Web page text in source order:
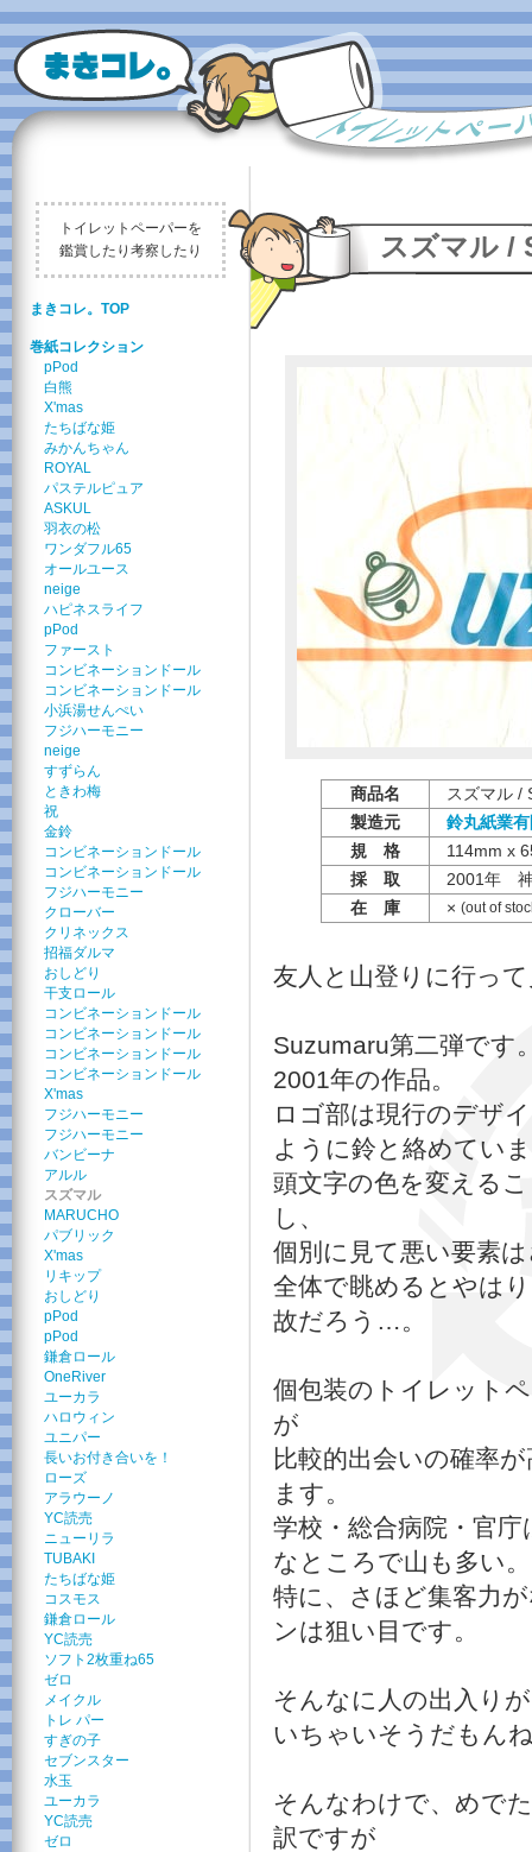
トイレットペーパーを
鑑賞したり考察したり
まきコレ。TOP
巻紙コレクション
pPod
白熊
X'mas
たちばな姫
みかんちゃん
ROYAL
パステルピュア
ASKUL
羽衣の松
ワンダフル65
オールユース
neige
ハピネスライフ
pPod
ファースト
コンビネーションドール
コンビネーションドール
小浜湯せんぺい
フジハーモニー
neige
すずらん
ときわ梅
祝
金鈴
コンビネーションドール
コンビネーションドール
フジハーモニー
クローバー
クリネックス
招福ダルマ
おしどり
干支ロール
コンビネーションドール
コンビネーションドール
コンビネーションドール
コンビネーションドール
X'mas
フジハーモニー
フジハーモニー
バンビーナ
アルル
スズマル
MARUCHO
パブリック
X'mas
リキップ
おしどり
pPod
pPod
鎌倉ロール
OneRiver
ユーカラ
ハロウィン
ユニパー
長いお付き合いを！
ローズ
アラウーノ
YC読売
ニューリラ
TUBAKI
たちばな姫
コスモス
鎌倉ロール
YC読売
ソフト2枚重ね65
ゼロ
メイクル
トレ パー
すぎの子
セブンスター
水玉
ユーカラ
YC読売
ゼロ
スズマル /
商品名
スズマル /
製造元
鈴丸紙業
規 格
114mm x
採 取
2001年
在 庫
× (out of
友人と山登りに行っ
Suzumaru第二弾です
2001年の作品。
ロゴ部は現行のデザ
ように鈴と絡めてい
頭文字の色を変える
し、
個別に見て悪い要素
全体で眺めるとやはり
故だろう…。
個包装のトイレット
が
比較的出会いの確率
ます。
学校・総合病院・官
なところで山も多い。
特に、さほど集客力
ンは狙い目です。
そんなに人の出入り
いちゃいそうだもん
そんなわけで、めで
訳ですが